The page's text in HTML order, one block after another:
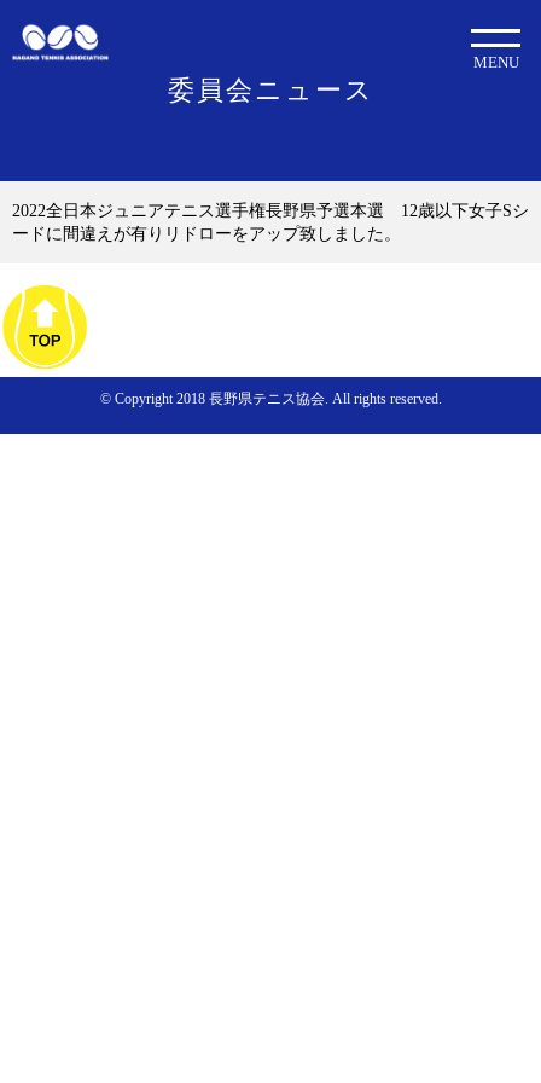
委員会ニュース
MENU
2022全日本ジュニアテニス選手権長野県予選本選 12歳以下女子Sシ
ードに間違えが有りリドローをアップ致しました。
© Copyright 2018 長野県テニス協会. All rights reserved.